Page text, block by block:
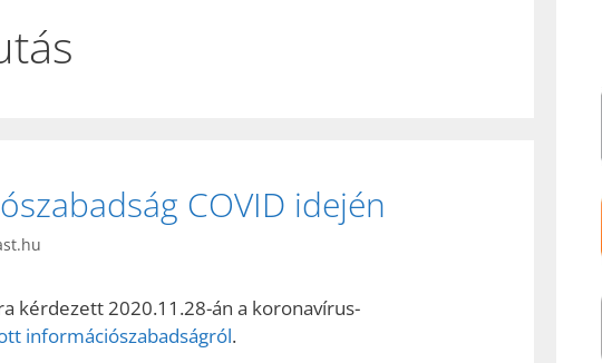
COVID idején
kérdezett 2020.11.28-án a koronavírus-
információszabadságról.